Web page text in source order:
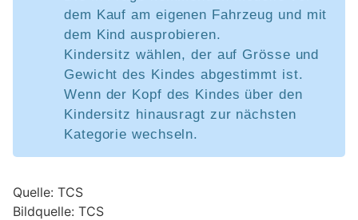
dem Kauf am eigenen Fahrzeug und mit
dem Kind ausprobieren.
Kindersitz wählen, der auf Grösse und
Gewicht des Kindes abgestimmt ist.
Wenn der Kopf des Kindes über den
Kindersitz hinausragt zur nächsten
Kategorie wechseln.
Quelle: TCS
Bildquelle: TCS